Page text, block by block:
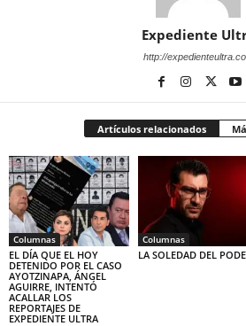
Expediente
http://
Artículos relacionados
Columnas
EL DÍA QUE EL HOY
DETENIDO POR EL CASO
AYOTZINAPA, ÁNGEL
AGUIRRE, INTENTÓ
ACALLAR LOS
REPORTAJES DE
EXPEDIENTE ULTRA
Columnas
LA SOLEDAD DEL